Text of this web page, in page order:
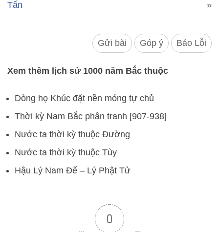
Tấn »
Gửi bài Góp ý Báo Lỗi
Xem thêm lịch sử 1000 năm Bắc thuộc
Dòng họ Khúc đặt nền móng tự chủ
Thời kỳ Nam Bắc phân tranh [907-938]
Nước ta thời kỳ thuộc Đường
Nước ta thời kỳ thuộc Tùy
Hậu Lý Nam Đế – Lý Phật Tử
0